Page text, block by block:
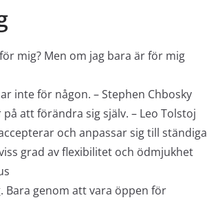
mig? Men om jag bara är för mig
inte för någon. – Stephen Chbosky
att förändra sig själv. – Leo Tolstoj
och anpassar sig till ständiga
grad av flexibilitet och ödmjukhet
Bara genom att vara öppen för